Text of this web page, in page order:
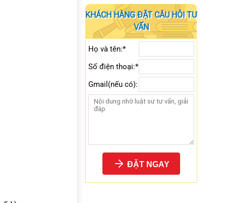
KHÁCH HÀNG ĐẶT CÂU HỎI TƯ
VẤN
Họ và tên:*
Số điện thoại:*
Gmail(nếu có):
ĐẶT NGAY